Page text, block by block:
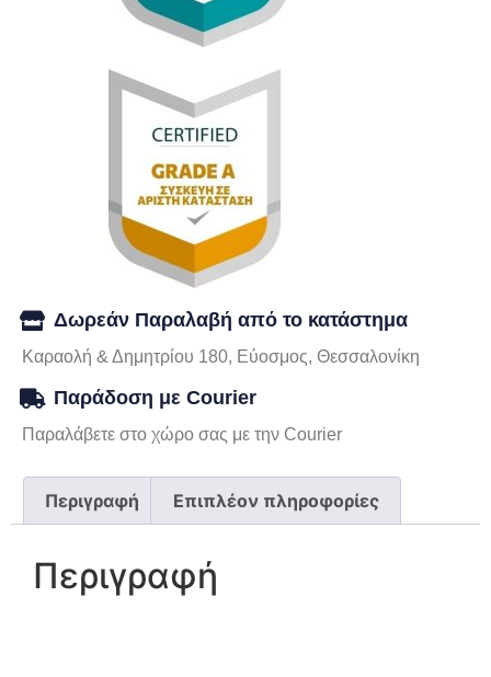
Δωρεάν Παραλαβή από το κατάστημα
Καραολή & Δημητρίου 180, Εύοσμος, Θεσσαλονίκη
Παράδοση με Courier
Παραλάβετε στο χώρο σας με την Courier
Περιγραφή Επιπλέον πληροφορίες
Περιγραφή